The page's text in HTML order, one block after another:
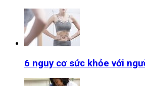
6 nguy cơ sức khỏe với